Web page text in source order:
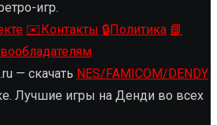
игр.
✉️Контакты 🔒Политика 📘
— скачать NES/FAMICOM/DENDY
Лучшие игры на Денди во всех